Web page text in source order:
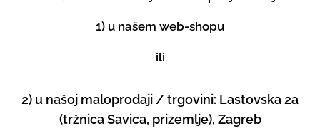
1) u našem web-shopu
ili
2) u našoj maloprodaji / trgovini: Lastovska 2a
(tržnica Savica, prizemlje), Zagreb